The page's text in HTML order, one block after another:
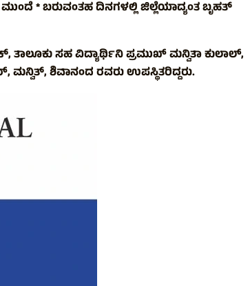
* ಬರುವಂತಹ ದಿನಗಳಲ್ಲಿ ಜಿಲ್ಲೆಯಾದ್ಯಂತ ಬೃಹತ್
ಸಹ ವಿದ್ಯಾರ್ಥಿನಿ ಪ್ರಮುಖ್ ಮನ್ವಿತಾ ಕುಲಾಲ್,
ಶಿವಾನಂದ ರವರು ಉಪಸ್ಥಿತರಿದ್ದರು.